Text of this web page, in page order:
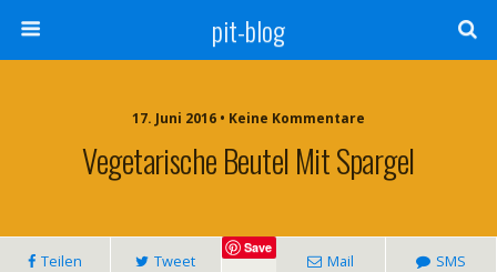
pit-blog
17. Juni 2016 • Keine Kommentare
Vegetarische Beutel Mit Spargel
Teilen Tweet
Save
Mail SMS